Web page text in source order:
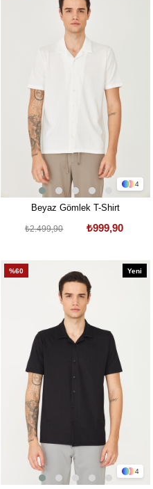
4
Beyaz Gömlek T-Shirt
₺999,90
₺2.499,90
4
%60
Yeni